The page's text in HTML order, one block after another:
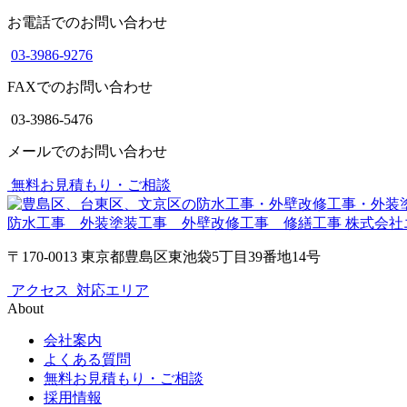
お電話でのお問い合わせ
03-3986-9276
FAXでのお問い合わせ
03-3986-5476
メールでのお問い合わせ
無料お見積もり・ご相談
防水工事 外装塗装工事 外壁改修工事 修繕工事 株式会社
〒170-0013 東京都豊島区東池袋5丁目39番地14号
アクセス 対応エリア
About
会社案内
よくある質問
無料お見積もり・ご相談
採用情報